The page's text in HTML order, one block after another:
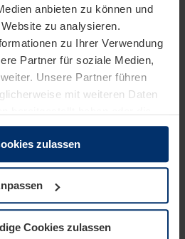
anbieten zu können und
zu analysieren.
zu Ihrer Verwendung
Partner für soziale Medien,
Unsere Partner führen
mit weiteren Daten
der Dienste gesammelt
auf Ihrem Gerät speichern,
dieser Seite unbedingt
können Sie jederzeit
auf der Seite
zulassen
Cookies zulassen
Feinwerkmechaniker:in,
oder eine vergleichbare
Arbeitserfahrung
technischen Zeichnungen
und technisches
und eine sorgfältige
produzieren Umfeld